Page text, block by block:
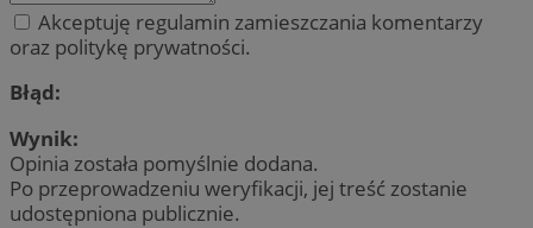
Akceptuję regulamin zamieszczania komentarzy
oraz politykę prywatności.
Błąd:
Wynik:
Opinia została pomyślnie dodana.
Po przeprowadzeniu weryfikacji, jej treść zostanie
udostępniona publicznie.